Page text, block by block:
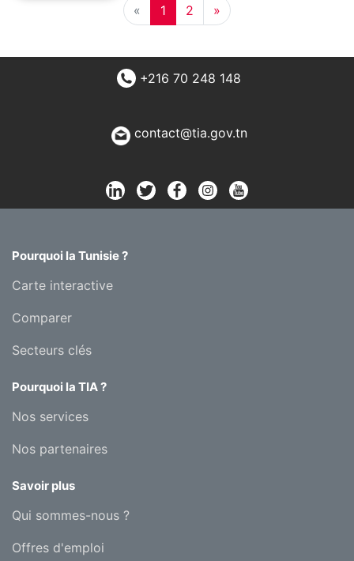
«
1 2 »
+216 70 248 148
contact@tia.gov.tn
Pourquoi la Tunisie ?
Carte interactive
Comparer
Secteurs clés
Pourquoi la TIA ?
Nos services
Nos partenaires
Savoir plus
Qui sommes-nous ?
Offres d'emploi